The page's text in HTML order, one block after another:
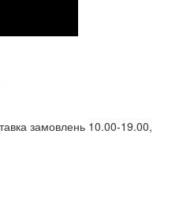
замовлень 10.00-19.00,